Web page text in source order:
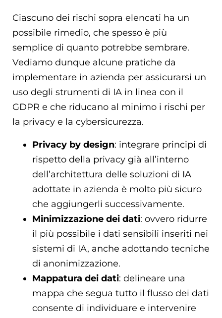
Ciascuno dei rischi sopra elencati ha un
possibile rimedio, che spesso è più
semplice di quanto potrebbe sembrare.
Vediamo dunque alcune pratiche da
implementare in azienda per assicurarsi un
uso degli strumenti di IA in linea con il
GDPR e che riducano al minimo i rischi per
la privacy e la cybersicurezza.
Privacy by design: integrare principi di
rispetto della privacy già all’interno
dell’architettura delle soluzioni di IA
adottate in azienda è molto più sicuro
che aggiungerli successivamente.
Minimizzazione dei dati: ovvero ridurre
il più possibile i dati sensibili inseriti nei
sistemi di IA, anche adottando tecniche
di anonimizzazione.
Mappatura dei dati: delineare una
mappa che segua tutto il flusso dei dati
consente di individuare e intervenire